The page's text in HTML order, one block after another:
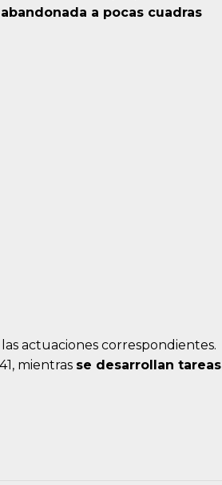
a pocas cuadras
actuaciones correspondientes.
mientras se desarrollan tareas